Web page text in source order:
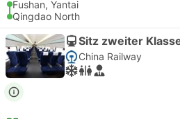
Fushan, Yantai
Qingdao North
Sitz zweiter
China Railway